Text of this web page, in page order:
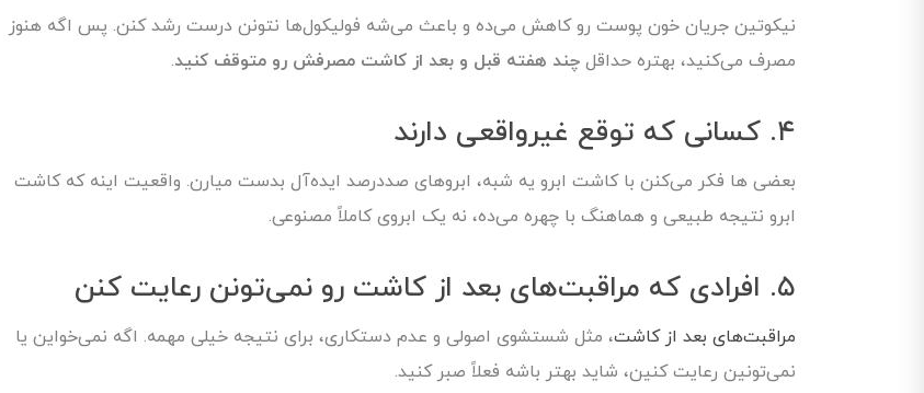
نیکوتین جریان خون پوست رو کاهش می‌ده و باعث می‌شه فولیکول‌ها نتونن درست رشد کنن. پس اگه هنوز
مصرف می‌کنید، بهتره حداقل چند هفته قبل و بعد از کاشت مصرفش رو متوقف کنید.
۴. کسانی که توقع غیرواقعی دارند
بعضی ها فکر می‌کنن با کاشت ابرو یه شبه، ابروهای صددرصد ایده‌آل بدست میارن. واقعیت اینه که کاشت
ابرو نتیجه طبیعی و هماهنگ با چهره می‌ده، نه یک ابروی کاملاً مصنوعی.
۵. افرادی که مراقبت‌های بعد از کاشت رو نمی‌تونن رعایت کنن
مراقبت‌های بعد از کاشت، مثل شستشوی اصولی و عدم دستکاری، برای نتیجه خیلی مهمه. اگه نمی‌خواین یا
نمی‌تونین رعایت کنین، شاید بهتر باشه فعلاً صبر کنید.